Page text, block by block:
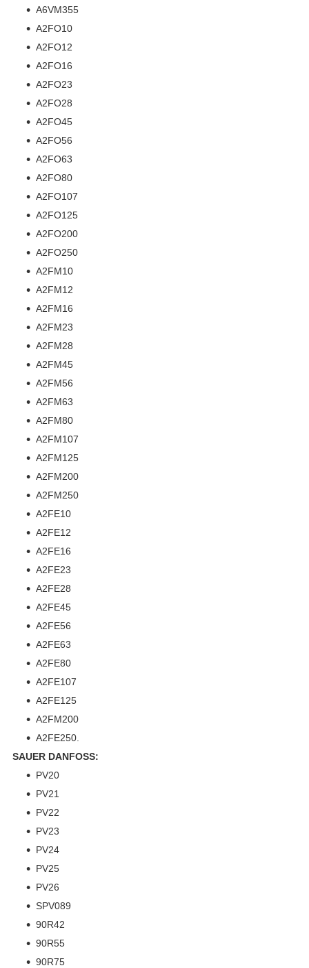
A6VM355
A2FO10
A2FO12
A2FO16
A2FO23
A2FO28
A2FO45
A2FO56
A2FO63
A2FO80
A2FO107
A2FO125
A2FO200
A2FO250
A2FM10
A2FM12
A2FM16
A2FM23
A2FM28
A2FM45
A2FM56
A2FM63
A2FM80
A2FM107
A2FM125
A2FM200
A2FM250
A2FE10
A2FE12
A2FE16
A2FE23
A2FE28
A2FE45
A2FE56
A2FE63
A2FE80
A2FE107
A2FE125
A2FM200
A2FE250.
SAUER DANFOSS:
PV20
PV21
PV22
PV23
PV24
PV25
PV26
SPV089
90R42
90R55
90R75